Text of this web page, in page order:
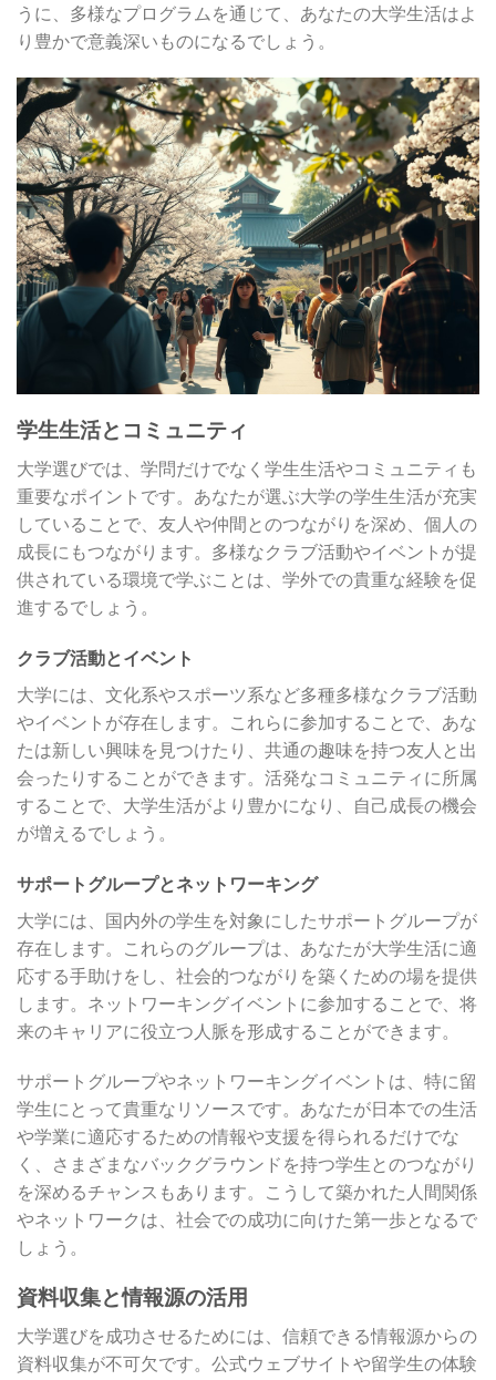
うに、多様なプログラムを通じて、あなたの大学生活はよ
り豊かで意義深いものになるでしょう。
学生生活とコミュニティ
大学選びでは、学問だけでなく学生生活やコミュニティも
重要なポイントです。あなたが選ぶ大学の学生生活が充実
していることで、友人や仲間とのつながりを深め、個人の
成長にもつながります。多様なクラブ活動やイベントが提
供されている環境で学ぶことは、学外での貴重な経験を促
進するでしょう。
クラブ活動とイベント
大学には、文化系やスポーツ系など多種多様なクラブ活動
やイベントが存在します。これらに参加することで、あな
たは新しい興味を見つけたり、共通の趣味を持つ友人と出
会ったりすることができます。活発なコミュニティに所属
することで、大学生活がより豊かになり、自己成長の機会
が増えるでしょう。
サポートグループとネットワーキング
大学には、国内外の学生を対象にしたサポートグループが
存在します。これらのグループは、あなたが大学生活に適
応する手助けをし、社会的つながりを築くための場を提供
します。ネットワーキングイベントに参加することで、将
来のキャリアに役立つ人脈を形成することができます。
サポートグループやネットワーキングイベントは、特に留
学生にとって貴重なリソースです。あなたが日本での生活
や学業に適応するための情報や支援を得られるだけでな
く、さまざまなバックグラウンドを持つ学生とのつながり
を深めるチャンスもあります。こうして築かれた人間関係
やネットワークは、社会での成功に向けた第一歩となるで
しょう。
資料収集と情報源の活用
大学選びを成功させるためには、信頼できる情報源からの
資料収集が不可欠です。公式ウェブサイトや留学生の体験